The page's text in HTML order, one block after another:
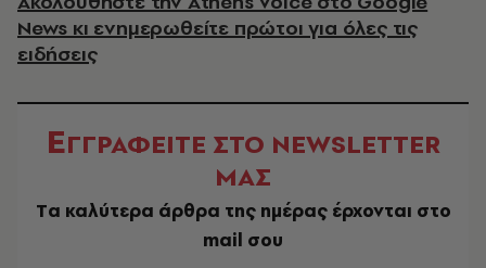
News κι ενημερωθείτε πρώτοι για όλες τις
ειδήσεις
ΕΓΓΡΑΦΕΙΤΕ ΣΤΟ NEWSLETTER
ΜΑΣ
Tα καλύτερα άρθρα της ημέρας έρχονται στο
mail σου